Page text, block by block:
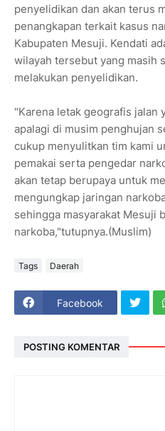
penyelidikan dan akan terus
penangkapan terkait kasus
Kabupaten Mesuji. Kendati
wilayah tersebut yang masih
melakukan penyelidikan.
"Karena letak geografis jalan
apalagi di musim penghujan
cukup menyulitkan tim kami
pemakai serta pengedar
akan tetap berupaya untuk
mengungkap jaringan
sehingga masyarakat Mesuji
narkoba,"tutupnya.(Muslim)
Tags Daerah
Facebook
POSTING KOMENTAR